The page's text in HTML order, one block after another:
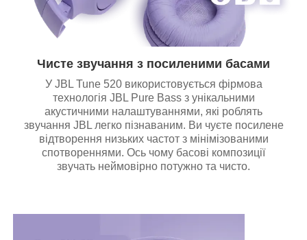
Чисте звучання з посиленими басами
У JBL Tune 520 використовується фірмова
технологія JBL Pure Bass з унікальними
акустичними налаштуваннями, які роблять
звучання JBL легко пізнаваним. Ви чуєте посилене
відтворення низьких частот з мінімізованими
спотвореннями. Ось чому басові композиції
звучать неймовірно потужно та чисто.